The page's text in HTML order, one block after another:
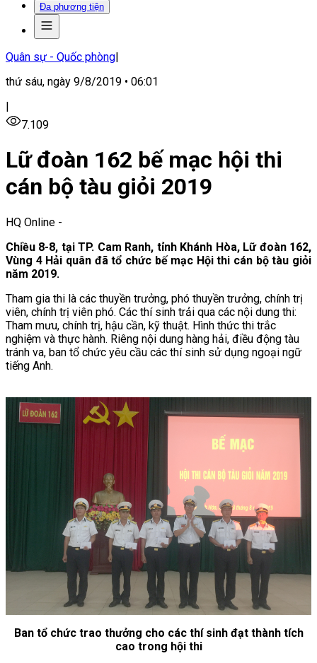
Đa phương tiện
Quân sự - Quốc phòng|
thứ sáu, ngày 9/8/2019 • 06:01
|
7.109
Lữ đoàn 162 bế mạc hội thi
cán bộ tàu giỏi 2019
HQ Online -
Chiều 8-8, tại TP. Cam Ranh, tỉnh Khánh Hòa, Lữ đoàn 162,
Vùng 4 Hải quân đã tổ chức bế mạc Hội thi cán bộ tàu giỏi
năm 2019.
Tham gia thi là các thuyền trưởng, phó thuyền trưởng, chính trị
viên, chính trị viên phó. Các thí sinh trải qua các nội dung thi:
Tham mưu, chính trị, hậu cần, kỹ thuật. Hình thức thi trắc
nghiệm và thực hành. Riêng nội dung hàng hải, điều động tàu
tránh va, ban tổ chức yêu cầu các thí sinh sử dụng ngoại ngữ
tiếng Anh.
Ban tổ chức trao thưởng cho các thí sinh đạt thành tích
cao trong hội thi